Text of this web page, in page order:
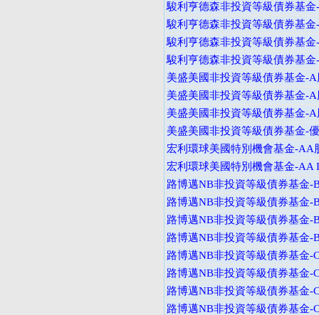
駿利亨德森非投資等級債券基
駿利亨德森非投資等級債券基
駿利亨德森非投資等級債券基
駿利亨德森非投資等級債券基金
美盛美國非投資等級債券基金-
美盛美國非投資等級債券基金-
美盛美國非投資等級債券基金-
美盛美國非投資等級債券基金-
宏利環球美國特別機會基金-AA
宏利環球美國特別機會基金-AA
路博邁NB非投資等級債券基金-
路博邁NB非投資等級債券基金-
路博邁NB非投資等級債券基金-
路博邁NB非投資等級債券基金-
路博邁NB非投資等級債券基金-
路博邁NB非投資等級債券基金-
路博邁NB非投資等級債券基金-
路博邁NB非投資等級債券基金-